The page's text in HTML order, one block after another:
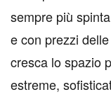
sempre più
e con prezzi
cresca lo spazio
estreme,